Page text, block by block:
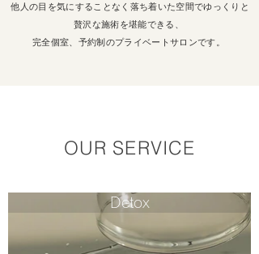
他人の目を気にすることなく落ち着いた空間でゆっくりと
贅沢な施術を堪能できる、
完全個室、予約制のプライベートサロンです。
OUR SERVICE
Detox